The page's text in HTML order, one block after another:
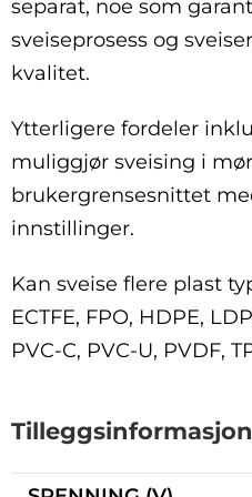
separat, noe som
sveiseprosess og
kvalitet.
Ytterligere fordeler
muliggjør sveising i
brukergrensesnittet
innstillinger.
Kan sveise flere plast
ECTFE, FPO, HDPE,
PVC-C, PVC-U, PVDF,
Tilleggsinformasjon